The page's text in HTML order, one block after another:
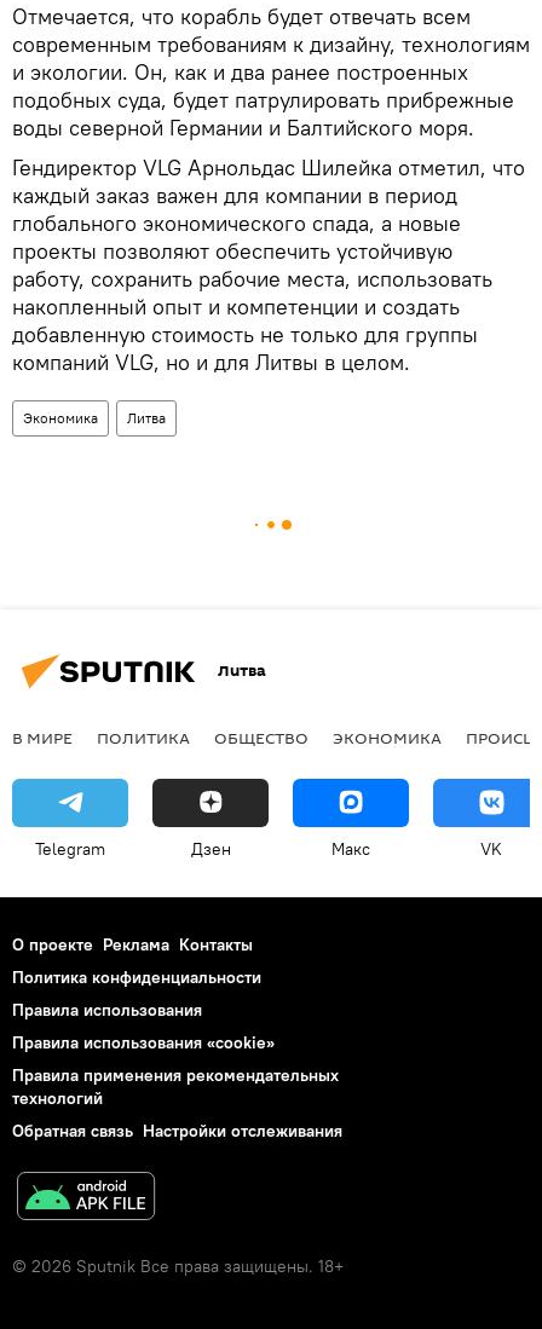
Отмечается, что корабль будет отвечать всем
современным требованиям к дизайну, технологиям
и экологии. Он, как и два ранее построенных
подобных суда, будет патрулировать прибрежные
воды северной Германии и Балтийского моря.
Гендиректор VLG Арнольдас Шилейка отметил, что
каждый заказ важен для компании в период
глобального экономического спада, а новые
проекты позволяют обеспечить устойчивую
работу, сохранить рабочие места, использовать
накопленный опыт и компетенции и создать
добавленную стоимость не только для группы
компаний VLG, но и для Литвы в целом.
Экономика Литва
Литва
В МИРЕ ПОЛИТИКА ОБЩЕСТВО ЭКОНОМИКА
Telegram Дзен Макс VK
О проекте Реклама Контакты
Политика конфиденциальности
Правила использования
Правила использования «cookie»
Правила применения рекомендательных
технологий
Обратная связь Настройки отслеживания
© 2026 Sputnik Все права защищены. 18+